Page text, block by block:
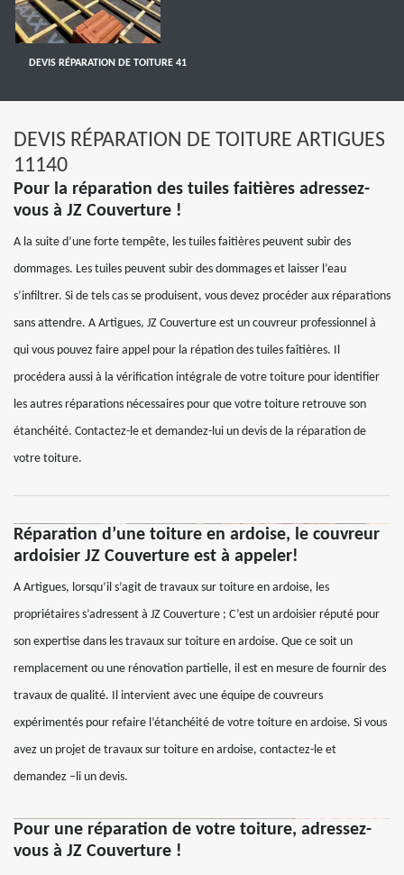
DEVIS RÉPARATION DE TOITURE 41
DEVIS RÉPARATION DE TOITURE ARTIGUES
11140
Pour la réparation des tuiles faitières adressez-
vous à JZ Couverture !
A la suite d’une forte tempête, les tuiles faitières peuvent subir des
dommages. Les tuiles peuvent subir des dommages et laisser l’eau
s’infiltrer. Si de tels cas se produisent, vous devez procéder aux réparations
sans attendre. A Artigues, JZ Couverture est un couvreur professionnel à
qui vous pouvez faire appel pour la répation des tuiles faîtières. Il
procédera aussi à la vérification intégrale de votre toiture pour identifier
les autres réparations nécessaires pour que votre toiture retrouve son
étanchéité. Contactez-le et demandez-lui un devis de la réparation de
votre toiture.
Réparation d’une toiture en ardoise, le couvreur
ardoisier JZ Couverture est à appeler!
A Artigues, lorsqu’il s’agit de travaux sur toiture en ardoise, les
propriétaires s’adressent à JZ Couverture ; C’est un ardoisier réputé pour
son expertise dans les travaux sur toiture en ardoise. Que ce soit un
remplacement ou une rénovation partielle, il est en mesure de fournir des
travaux de qualité. Il intervient avec une équipe de couvreurs
expérimentés pour refaire l’étanchéité de votre toiture en ardoise. Si vous
avez un projet de travaux sur toiture en ardoise, contactez-le et
demandez –li un devis.
Pour une réparation de votre toiture, adressez-
vous à JZ Couverture !